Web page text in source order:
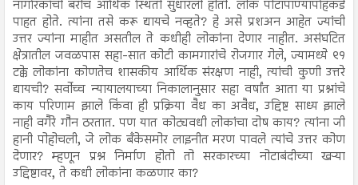
नागरिकांची बरीच आर्थिक स्थिती सुधारली होती. लोक पोटापाण्यापहिकडे
पाहत होते. त्यांना तसे करू द्यायचे नव्हते? हे असे प्रशअन आहेत ज्यांची
उत्तर ज्यांना माहीत असतील ते कधीही लोकांना देणार नाहीत. असंघटित
क्षेत्रातील जवळपास सहा-सात कोटी कामगारांचे रोजगार गेले, ज्यामध्ये ९१
टक्के लोकांना कोणतेच शासकीय आर्थिक संरक्षण नाही, त्यांची कुणी उत्तरे
द्यायची? सर्वोच्च न्यायालयाच्या निकालानुसार सहा वर्षांत आता या प्रश्नांचे
काय परिणाम झाले किंवा ही प्रक्रिया वैध का अवैध, उद्दिष्ट साध्य झाले
नाही वगैरे गौन ठरतात. पण यात कोट्यवधी लोकांचा दोष काय? त्यांना जी
हानी पोहोचली, जे लोक बँकेसमोर लाइनीत मरण पावले त्यांचे उत्तर कोण
देणार? म्हणून प्रश्न निर्माण होतो तो सरकारच्या नोटाबंदीच्या खऱ्या
उद्दिष्टावर, ते कधी लोकांना कळणार का?